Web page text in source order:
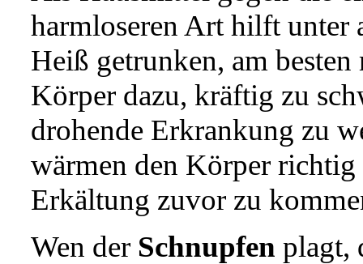
harmloseren Art hilft unter
Heiß getrunken, am
Körper dazu, kräftig zu
drohende Erkrankung zu
wärmen den Körper
Erkältung zuvor zu
Wen der Schnupfen plagt,